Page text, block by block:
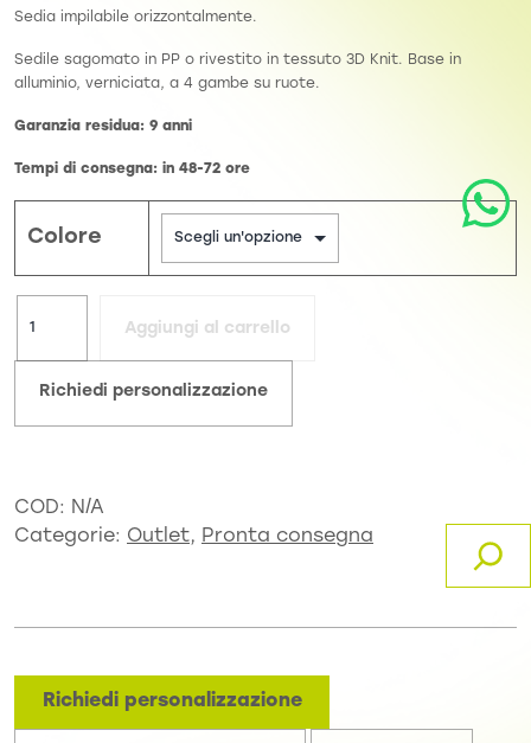
Sedia impilabile orizzontalmente.
Sedile sagomato in PP o rivestito in tessuto 3D Knit. Base in
alluminio, verniciata, a 4 gambe su ruote.
Garanzia residua: 9 anni
Tempi di consegna: in 48-72 ore
Colore
Aggiungi al carrello
Richiedi personalizzazione
COD:
N/A
Categorie: Outlet, Pronta consegna
Richiedi personalizzazione